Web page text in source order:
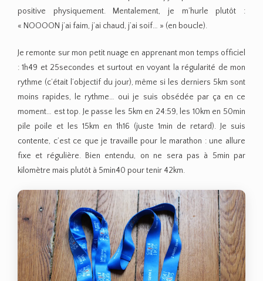
positive physiquement. Mentalement, je m’hurle plutôt :
« NOOOON j’ai faim, j’ai chaud, j’ai soif… » (en boucle).
Je remonte sur mon petit nuage en apprenant mon temps officiel
: 1h49 et 25secondes et surtout en voyant la régularité de mon
rythme (c’était l’objectif du jour), même si les derniers 5km sont
moins rapides, le rythme… oui je suis obsédée par ça en ce
moment… est top. Je passe les 5km en 24:59, les 10km en 50min
pile poile et les 15km en 1h16 (juste 1min de retard). Je suis
contente, c’est ce que je travaille pour le marathon : une allure
fixe et régulière. Bien entendu, on ne sera pas à 5min par
kilomètre mais plutôt à 5min40 pour tenir 42km.